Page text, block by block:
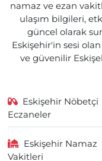
namaz ve ezan
ulaşım bilgileri,
güncel olarak
Eskişehir'in sesi olan
ve güvenilir
Eskişehir Nöbetçi
Eczaneler
Eskişehir Namaz
Vakitleri